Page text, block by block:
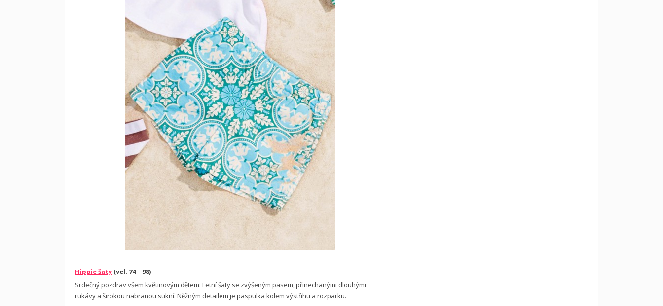
Hippie šaty (vel. 74 – 98)
Srdečný pozdrav všem květinovým dětem: Letní šaty se zvýšeným pasem, přinechanými dlouhými
rukávy a širokou nabranou sukní. Něžným detailem je paspulka kolem výstřihu a rozparku.